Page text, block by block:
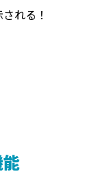
れる！